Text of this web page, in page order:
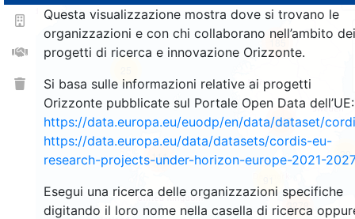
Questa visualizzazione mostra dove si trovano le
organizzazioni e con chi collaborano nell’ambito dei
progetti di ricerca e innovazione Orizzonte.
Si basa sulle informazioni relative ai progetti
Orizzonte pubblicate sul Portale Open Data dell’UE:
https://data.europa.eu/euodp/en/data/dataset/
https://data.europa.eu/data/datasets/cordis-eu-
research-projects-under-horizon-europe-2021-2027
Esegui una ricerca delle organizzazioni specifiche
digitando il loro nome nella casella di ricerca
185
1347
20
111
3278